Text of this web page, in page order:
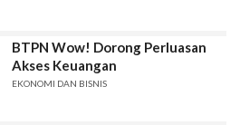
BTPN Wow! Dorong Perluasan
Akses Keuangan
EKONOMI DAN BISNIS